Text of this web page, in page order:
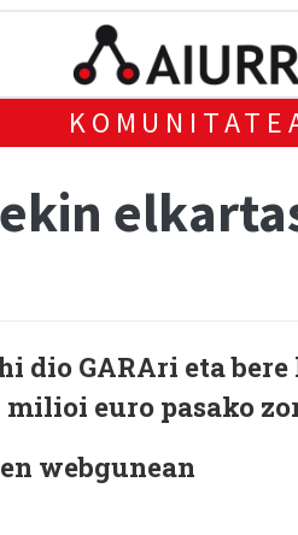
dio GARAri eta
euro pasako
en webgunean